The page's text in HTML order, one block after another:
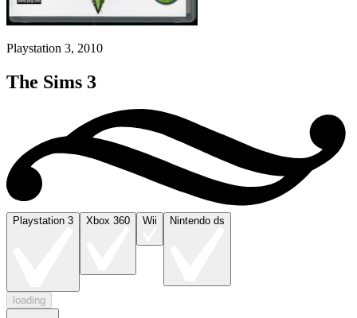
Playstation 3, 2010
The Sims 3
Playstation 3 Xbox 360 Wii Nintendo ds
loading